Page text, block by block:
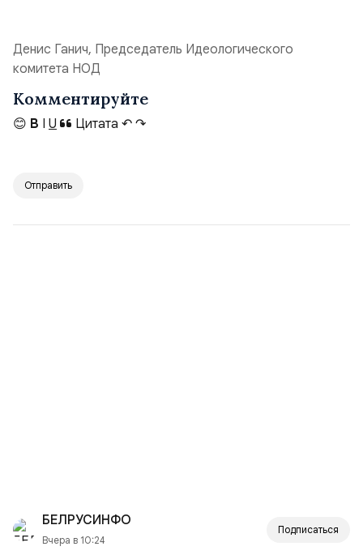
Денис Ганич, Председатель Идеологического
комитета НОД
Комментируйте
😊 B I U Цитата ↶ ↷
Отправить
БЕЛРУСИНФО
Вчера в 10:24
Подписаться